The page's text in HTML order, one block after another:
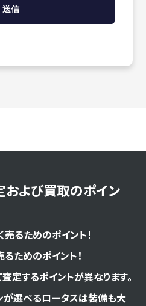
よび買取のポイン
るためのポイント！
ためのポイント！
定するポイントが異なります。
が選べるロータスは装備も大